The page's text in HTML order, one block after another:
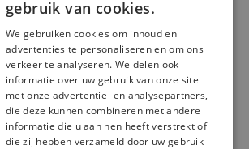
policy
promotie of korting
gebruik van cookies.
We gebruiken cookies om inhoud en
advertenties te personaliseren en om ons
verkeer te analyseren. We delen ook
informatie over uw gebruik van onze site
met onze advertentie- en analysepartners,
die deze kunnen combineren met andere
informatie die u aan hen heeft verstrekt of
die zij hebben verzameld door uw gebruik